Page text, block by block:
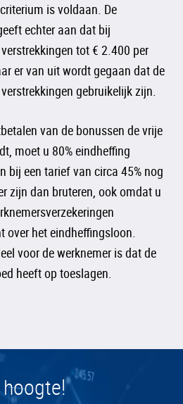
is voldaan. De
echter aan dat bij
tot € 2.400 per
er van uit wordt gegaan dat de
gebruikelijk zijn.
van de bonussen de vrije
moet u 80% eindheffing
bij een tarief van circa 45% nog
zijn dan bruteren, ook omdat u
over het eindheffingsloon.
voor de werknemer is dat de
heeft op toeslagen.